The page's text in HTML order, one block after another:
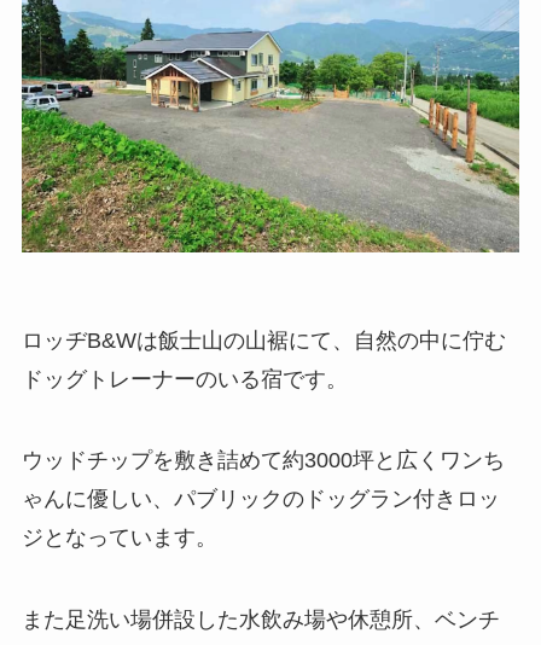
ロッヂB&Wは飯士山の山裾にて、自然の中に佇む
ドッグトレーナーのいる宿です。
ウッドチップを敷き詰めて約3000坪と広くワンち
ゃんに優しい、パブリックのドッグラン付きロッ
ジとなっています。
また足洗い場併設した水飲み場や休憩所、ベンチ